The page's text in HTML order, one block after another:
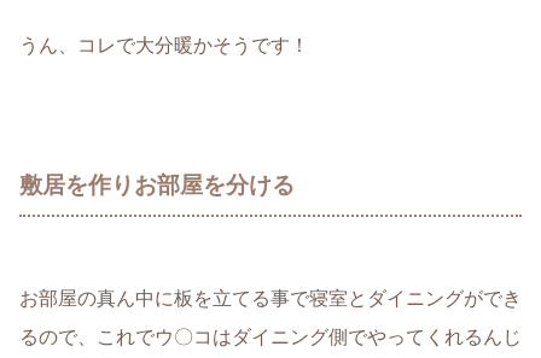
うん、コレで大分暖かそうです！
敷居を作りお部屋を分ける
お部屋の真ん中に板を立てる事で寝室とダイニングができ
るので、これでウ〇コはダイニング側でやってくれるんじ